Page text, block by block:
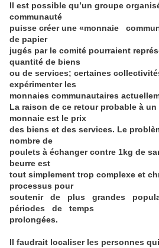
Il est possible qu’un groupe
communauté
puisse créer une «monnaie
de papier
jugés par le comité pourraient
quantité de biens
ou de services; certaines
expérimenter les
monnaies communautaires
La raison de ce retour probable à
monnaie est le prix
des biens et des services. Le
nombre de
poulets à échanger contre 1kg de
beurre est
tout simplement trop complexe et
processus pour
soutenir de plus grandes
périodes de temps
prolongées.
Il faudrait localiser les personnes